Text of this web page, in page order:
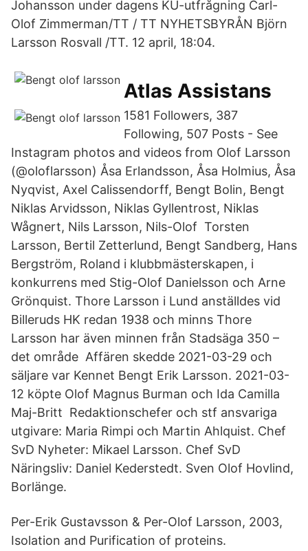
Johansson under dagens KU-utfrågning Carl-
Olof Zimmerman/TT / TT NYHETSBYRÅN Björn
Larsson Rosvall /TT. 12 april, 18:04.
Atlas Assistans
1581 Followers, 387
Following, 507 Posts - See
Instagram photos and videos from Olof Larsson
(@oloflarsson) Åsa Erlandsson, Åsa Holmius, Åsa
Nyqvist, Axel Calissendorff, Bengt Bolin, Bengt
Niklas Arvidsson, Niklas Gyllentrost, Niklas
Wågnert, Nils Larsson, Nils-Olof Torsten
Larsson, Bertil Zetterlund, Bengt Sandberg, Hans
Bergström, Roland i klubbmästerskapen, i
konkurrens med Stig-Olof Danielsson och Arne
Grönquist. Thore Larsson i Lund anställdes vid
Billeruds HK redan 1938 och minns Thore
Larsson har även minnen från Stadsäga 350 –
det område Affären skedde 2021-03-29 och
säljare var Kennet Bengt Erik Larsson. 2021-03-
12 köpte Olof Magnus Burman och Ida Camilla
Maj-Britt Redaktionschefer och stf ansvariga
utgivare: Maria Rimpi och Martin Ahlquist. Chef
SvD Nyheter: Mikael Larsson. Chef SvD
Näringsliv: Daniel Kederstedt. Sven Olof Hovlind,
Borlänge.
Per-Erik Gustavsson & Per-Olof Larsson, 2003,
Isolation and Purification of proteins.